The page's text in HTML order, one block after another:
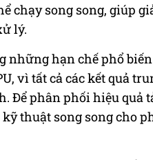
chạy song song, giúp
lý.
những hạn chế phổ
vì tất cả các kết quả
Để phân phối hiệu quả
thuật song song cho